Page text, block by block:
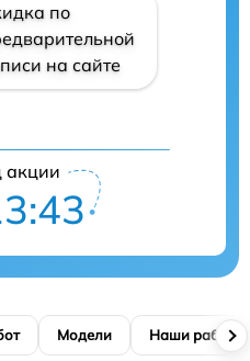
по
на сайте
акции
Модели Наши работы